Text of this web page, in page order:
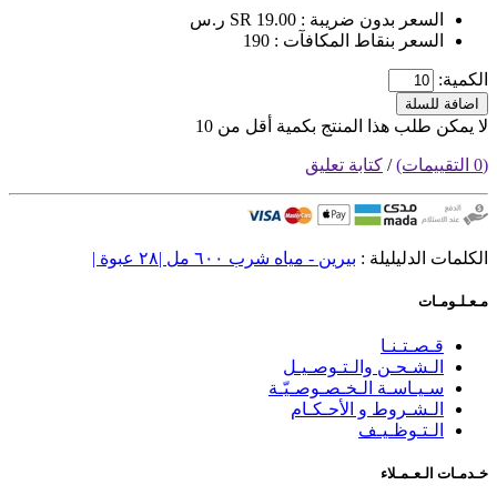
السعر بدون ضريبة : SR 19.00 ر.س
السعر بنقاط المكافآت : 190
الكمية:
اضافة للسلة
لا يمكن طلب هذا المنتج بكمية أقل من 10
(0 التقييمات) / كتابة تعليق
الكلمات الدليليلة : بيرين - مياه شرب ٦٠٠ مل |٢٨ عبوة |
مـعـلـومـات
قـصـتـنـا
الـشـحـن والـتـوصـيـل
سـيـاسـة الـخـصـوصـيّـة
الـشـروط و الأحـكـام
الـتـوظـيـف
خـدمـات الـعـمـلاء